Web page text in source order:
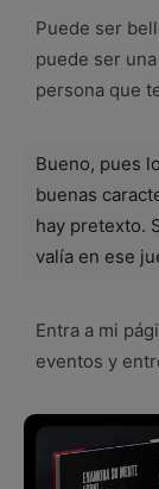
Puede ser
puede ser
persona que
Bueno, pues
buenas
hay pretexto.
valía en ese
Entra a mi
eventos y